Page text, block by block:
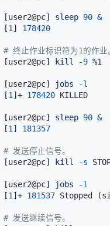
[user2@pc] sleep 90 &
[1 ] 178420
# 终止作业标识符为1的作业
[user2@pc] kill -9
[user2@pc] jobs
-l
[1 ] + 178420
[user2@pc] sleep 90 &
[1 ] 181357
# 发送停止信号。
[user2@pc] kill -s
[user2@pc] jobs
-l
[1 ] + 181537 Stopped (
# 发送继续信号。